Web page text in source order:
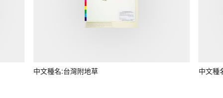
中文種名:台灣附地草 中文種